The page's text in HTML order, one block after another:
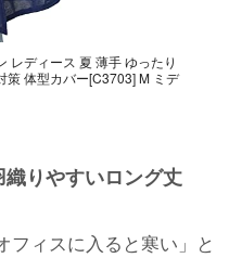
レディース 夏 薄手 ゆったり
策 体型カバー[C3703] M ミデ
りやすいロング丈
ィスに入ると寒い」と